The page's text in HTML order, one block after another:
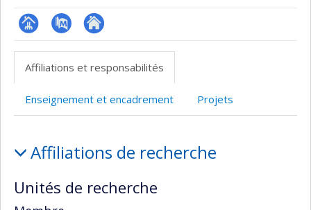
Page
professionnelle
(faculté,département,école)
PubMedAutre
Affiliations et responsabilités
Enseignement et encadrement Projets
et
responsabilités
Affiliations de recherche
Unités de recherche